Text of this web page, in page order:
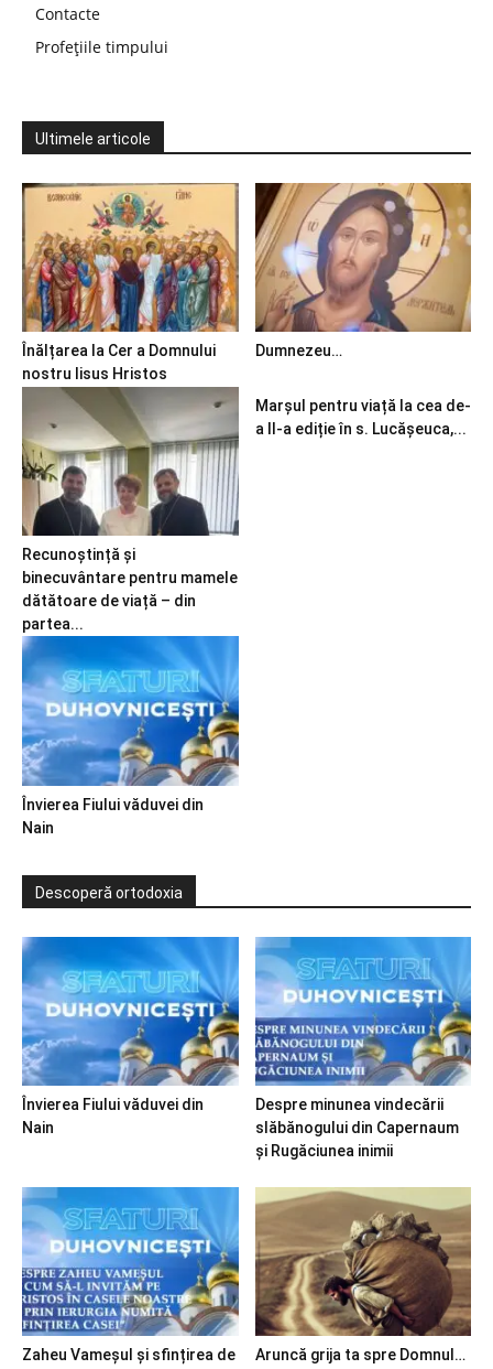
Contacte
Profețiile timpului
Ultimele articole
Înălțarea la Cer a Domnului
nostru Iisus Hristos
Dumnezeu…
Recunoștință și
binecuvântare pentru mamele
dătătoare de viață – din
partea...
Marșul pentru viață la cea de-
a II-a ediție în s. Lucășeuca,...
Învierea Fiului văduvei din
Nain
Descoperă ortodoxia
Învierea Fiului văduvei din
Nain
Despre minunea vindecării
slăbănogului din Capernaum
și Rugăciunea inimii
Zaheu Vameșul și sfințirea de Aruncă grija ta spre Domnul…